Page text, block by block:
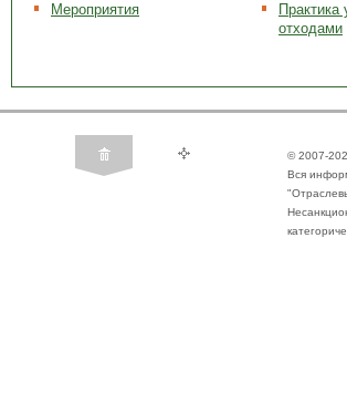
Мероприятия
Практика
отходами
© 2007-
Вся